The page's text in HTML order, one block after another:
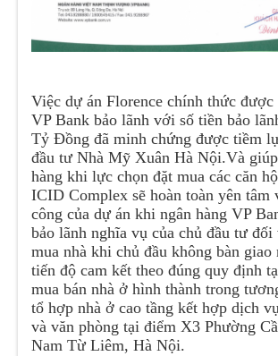
Việc dự án Florence chính thức được
VP Bank bảo lãnh với số tiền bảo
Tỷ Đồng đã minh chứng được tiềm
đầu tư Nhà Mỹ Xuân Hà Nội.Và
hàng khi lực chọn đặt mua các căn
ICID Complex sẽ hoàn toàn yên tâm
công của dự án khi ngân hàng VP
bảo lãnh nghĩa vụ của chủ đầu tư
mua nhà khi chủ đầu không bàn giao
tiến độ cam kết theo đúng quy định
mua bán nhà ở hình thành trong
tổ hợp nhà ở cao tầng kết hợp dịch
và văn phòng tại điểm X3 Phường
Nam Từ Liêm, Hà Nội.